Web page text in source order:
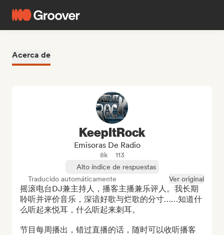
Acerca de
KeepItRock
Emisoras De Radio
8k
113
Alto índice de respuestas
Traducido automáticamente
Ver original
摇滚电台DJ兼主持人，播客主播兼乐评人。我长期
聆听并评价音乐，深谙好歌与烂歌的分寸……知道什
么听起来悦耳，什么听起来刺耳。
节目每周播出，错过直播的话，随时可以收听播客